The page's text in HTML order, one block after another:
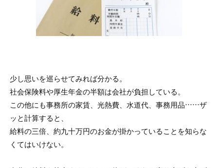
少し思いを巡らせてみれば分かる。
社会保険料や厚生年金の半額は会社が負担している。
この他にも事務所の家賃、光熱費、水道代、事務用品……ザ
ッと計算すると、
給料の三倍、約九十万円のお金が掛かっていることを知らな
くてはいけない。